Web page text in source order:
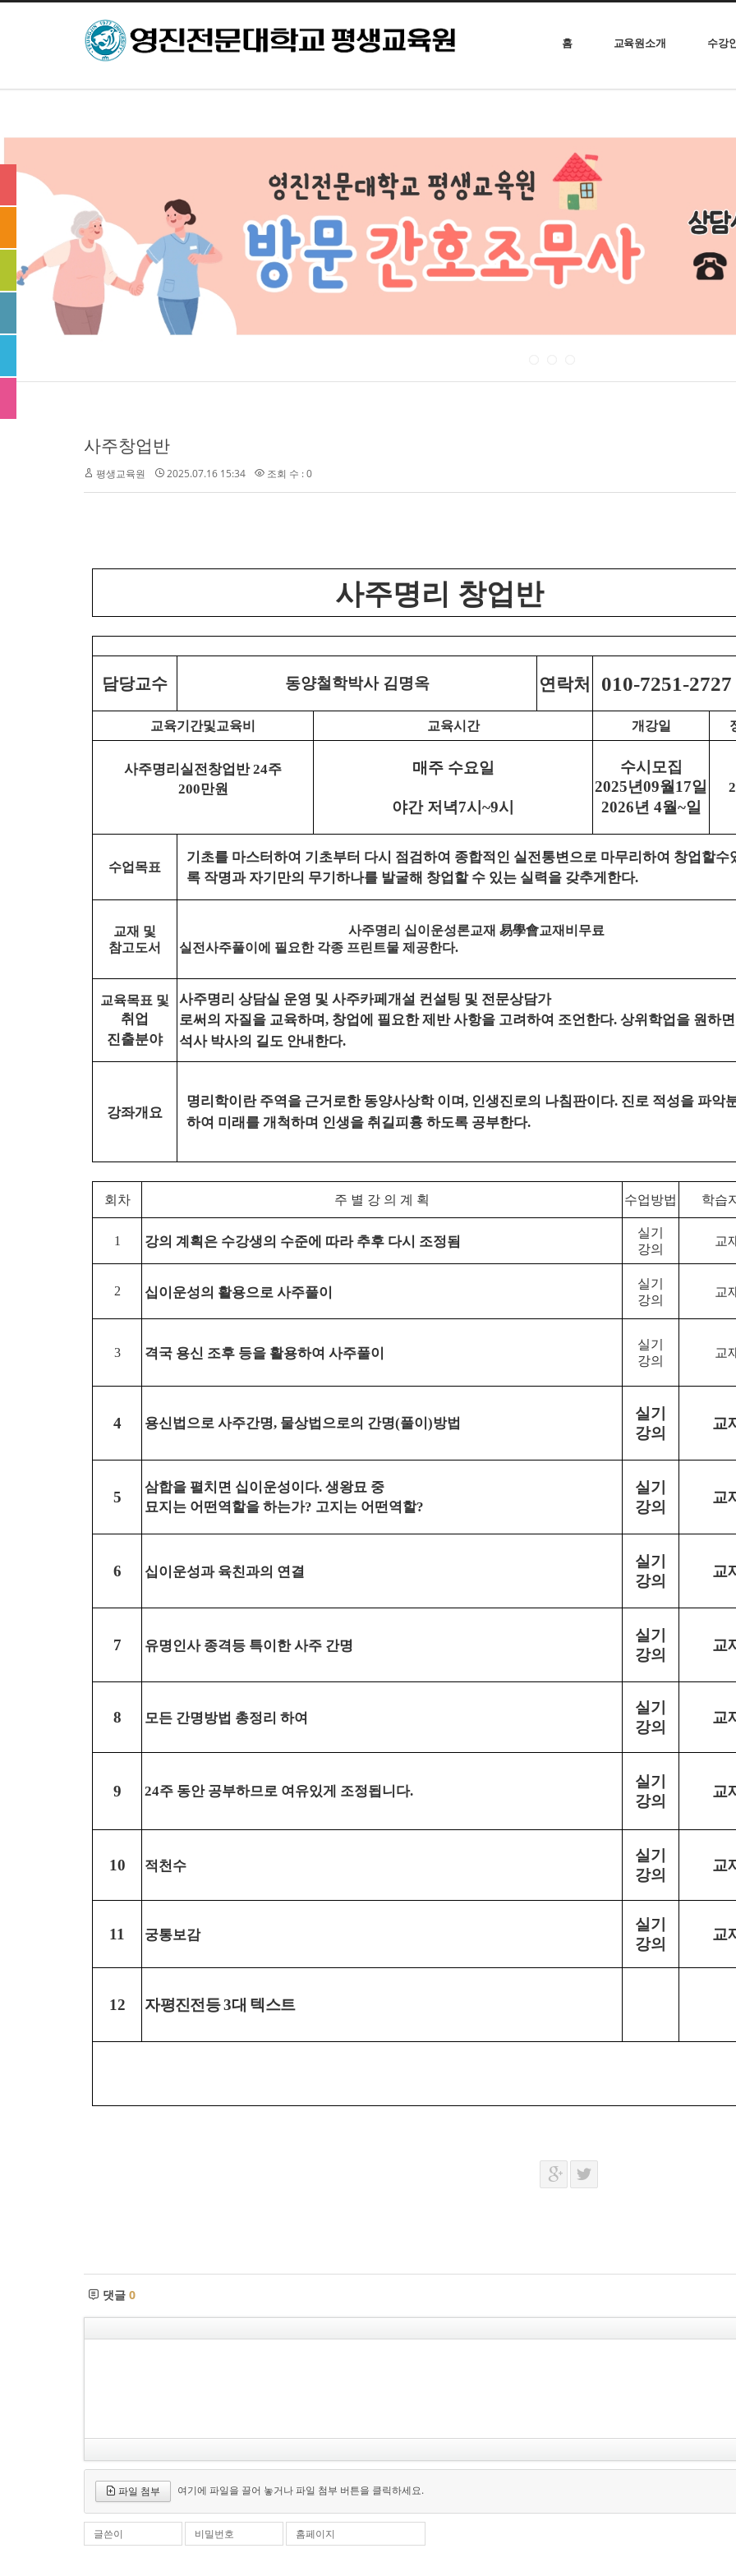
홈 교육원소개 수강
사주창업반
평생교육원 2025.07.16 15:34 조회 수 : 0
사주명리 창업반
담당교수 동양철학박사 김명옥 연락처 010-7251-2727
교육기간및교육비 교육시간 개강일
사주명리실전창업반24주
200만원
매주 수요일
야간 저녁7시~9시
수시모집
2025년09월17일
2026년 4월~일
수업목표
기초를 마스터하여 기초부터 다시 점검하여 종합적인 실전통변으로 마무리하여 창업할수
록 작명과 자기만의 무기하나를 발굴해 창업할 수 있는 실력을 갖추게한다.
교재 및
참고도서
사주명리 십이운성론교재 易學會교재비무료
실전사주풀이에 필요한 각종 프린트물 제공한다.
교육목표 및
취업
진출분야
사주명리 상담실 운영 및 사주카페개설 컨설팅 및 전문상담가
로써의 자질을 교육하며, 창업에 필요한 제반 사항을 고려하여 조언한다. 상위학업을 원하
석사 박사의 길도 안내한다.
강좌개요
명리학이란 주역을 근거로한 동양사상학 이며, 인생진로의 나침판이다. 진로 적성을 파악
하여 미래를 개척하며 인생을 취길피흉 하도록 공부한다.
회차 주 별 강 의 계 획 수업방법 학습
1 강의 계획은 수강생의 수준에 따라 추후 다시 조정됨
실기
강의
교
2 십이운성의 활용으로 사주풀이
실기
강의
교
3 격국 용신 조후 등을 활용하여 사주풀이
실기
강의
교
4 용신법으로 사주간명, 물상법으로의 간명(풀이)방법
실기
강의
교
5
삼합을 펼치면 십이운성이다.생왕묘 중
묘지는 어떤역할을 하는가? 고지는 어떤역할?
실기
강의
교
6 십이운성과 육친과의 연결
실기
강의
교
7 유명인사 종격등 특이한 사주 간명
실기
강의
교
8 모든 간명방법 총정리 하여
실기
강의
교
9 24주 동안 공부하므로 여유있게 조정됩니다.
실기
강의
교
10 적천수
실기
강의
교
11 궁통보감
실기
강의
교
12 자평진전등3대 텍스트
댓글 0
파일 첨부 여기에 파일을 끌어 놓거나 파일 첨부 버튼을 클릭하세요.
글쓴이 비밀번호 홈페이지